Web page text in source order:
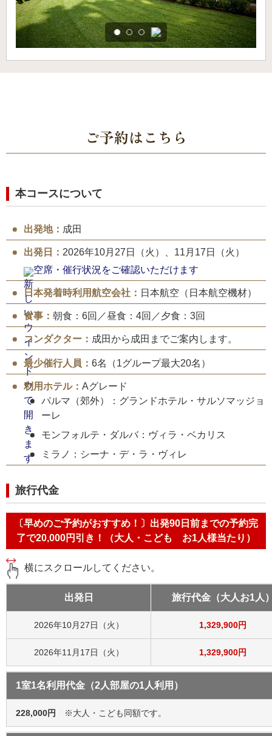
ご予約はこちら
本コースについて
出発地： 成田
出発日： 2026年10月27日（火）、11月17日（火）
空席・催行状況をご確認いただけます
日本発着時利用航空会社： 日本航空（日本航空機材）
食事： 朝食：6回／昼食：4回／夕食：3回
コンダクター： 成田から成田までご案内します。
最少催行人員： 6名（1グループ最大20名）
利用ホテル： Aグレード
パルマ（郊外）：グランドホテル・サルソマッジョ
ーレ
モンフォルテ・ダルバ：ヴィラ・ベカリス
ミラノ：シーナ・デ・ラ・ヴィレ
旅行代金
〔早めのご予約がおすすめ！〕出発90日前までの予約完
了で20,000円引き！（大人・こども お1人様当たり）
横にスクロールしてください。
出発日 旅行代金（大人お1人
2026年10月27日（火） 1,329,900円
2026年11月17日（火） 1,329,900円
1室1名利用代金（2人部屋の1人利用）
228,000円 ※大人・こども同額です。